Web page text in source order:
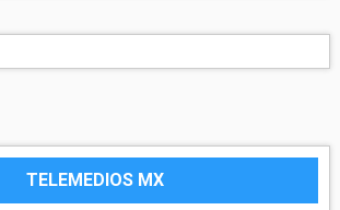
TELEMEDIOS MX